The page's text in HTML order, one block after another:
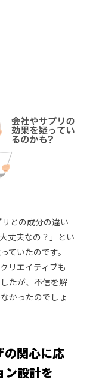
との成分の違い
丈夫なの？」とい
ていたのです。
リエイティブも
たが、不信を解
かったのでしょ
の関心に応
ン設計を